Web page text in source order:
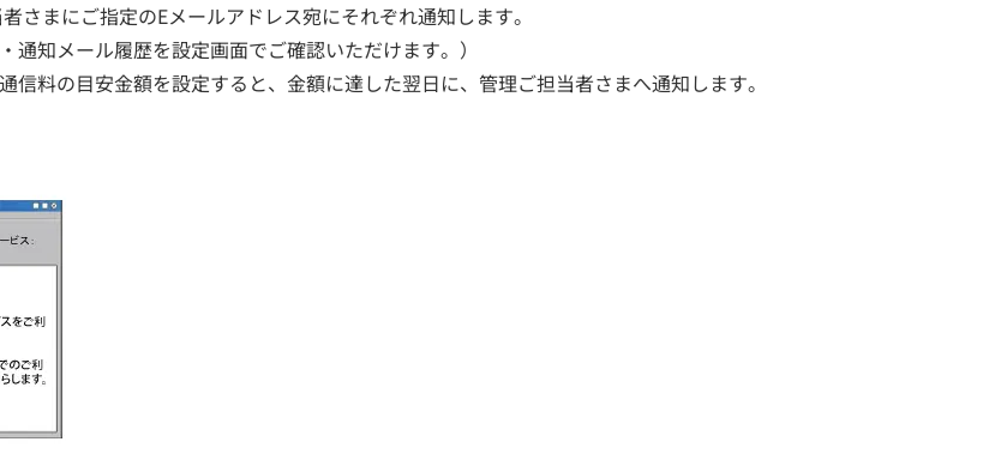
さまにご指定のEメールアドレス宛にそれぞれ通知します。
・通知メール履歴を設定画面でご確認いただけます。）
信料の目安金額を設定すると、金額に達した翌日に、管理ご担当者さまへ通知します。